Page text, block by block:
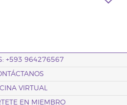
+593 964276567
VIRTUAL
EN MIEMBRO